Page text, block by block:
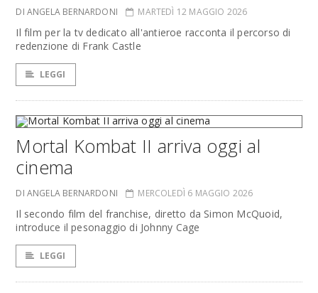
DI ANGELA BERNARDONI MARTEDÌ 12 MAGGIO 2026
Il film per la tv dedicato all'antieroe racconta il percorso di
redenzione di Frank Castle
LEGGI
Mortal Kombat II arriva oggi al
cinema
DI ANGELA BERNARDONI MERCOLEDÌ 6 MAGGIO 2026
Il secondo film del franchise, diretto da Simon McQuoid,
introduce il pesonaggio di Johnny Cage
LEGGI